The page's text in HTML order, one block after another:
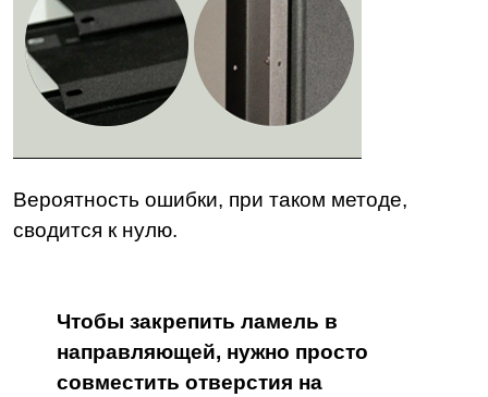
Вероятность ошибки, при таком методе,
сводится к нулю.
Чтобы закрепить ламель в
направляющей, нужно просто
совместить отверстия на